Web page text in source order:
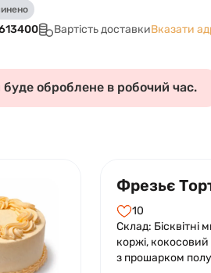
Вартість доставкиВказати
оброблене в робочий час.
Фрезьє
10
Склад: Бісквітні
коржі,
з прошарком